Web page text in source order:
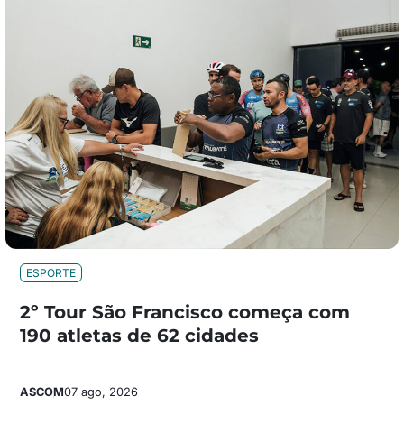
ESPORTE
2º Tour São Francisco começa com
190 atletas de 62 cidades
ASCOM07 ago, 2026